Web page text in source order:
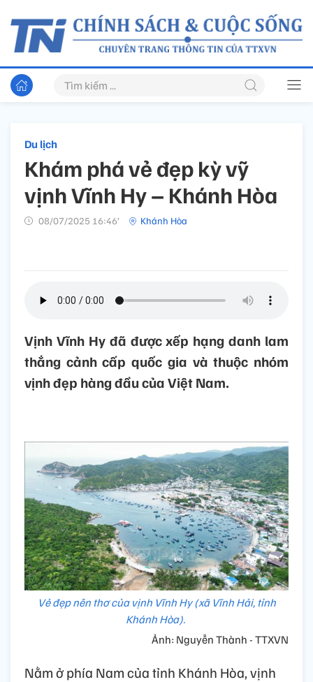
Du lịch
Khám phá vẻ đẹp kỳ vỹ
vịnh Vĩnh Hy – Khánh Hòa
08/07/2025 16:46’ Khánh Hòa
Vịnh Vĩnh Hy đã được xếp hạng danh lam
thắng cảnh cấp quốc gia và thuộc nhóm
vịnh đẹp hàng đầu của Việt Nam.
Vẻ đẹp nên thơ của vịnh Vĩnh Hy (xã Vĩnh Hải, tỉnh
Khánh Hòa).
Ảnh: Nguyễn Thành - TTXVN
Nằm ở phía Nam của tỉnh Khánh Hòa, vịnh